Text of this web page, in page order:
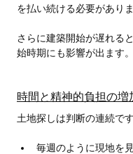
を払い続ける必要がありま
さらに建築開始が遅れる
始時期にも影響が出ます。
時間と精神的負担の増
土地探しは判断の連続です
毎週のように現地を